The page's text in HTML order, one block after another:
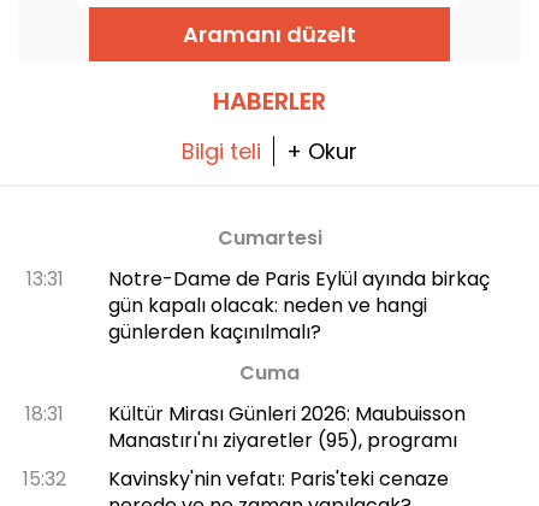
Aramanı düzelt
HABERLER
Bilgi teli + Okur
Cumartesi
13:31
Notre-Dame de Paris Eylül ayında birkaç
gün kapalı olacak: neden ve hangi
günlerden kaçınılmalı?
Cuma
18:31
Kültür Mirası Günleri 2026: Maubuisson
Manastırı'nı ziyaretler (95), programı
15:32
Kavinsky'nin vefatı: Paris'teki cenaze